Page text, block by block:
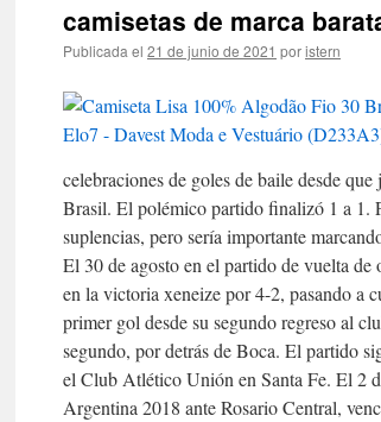
camisetas de marca
Publicada el 21 de junio de 2021 poristern
celebraciones de goles de baile desde
Brasil. El polémico partido finalizó 1 a 1.
suplencias, pero sería importante
El 30 de agosto en el partido de vuelta
en la victoria xeneize por 4-2, pasando a
primer gol desde su segundo regreso al
segundo, por detrás de Boca. El partido
el Club Atlético Unión en Santa Fe. El 2
Argentina 2018 ante Rosario Central,